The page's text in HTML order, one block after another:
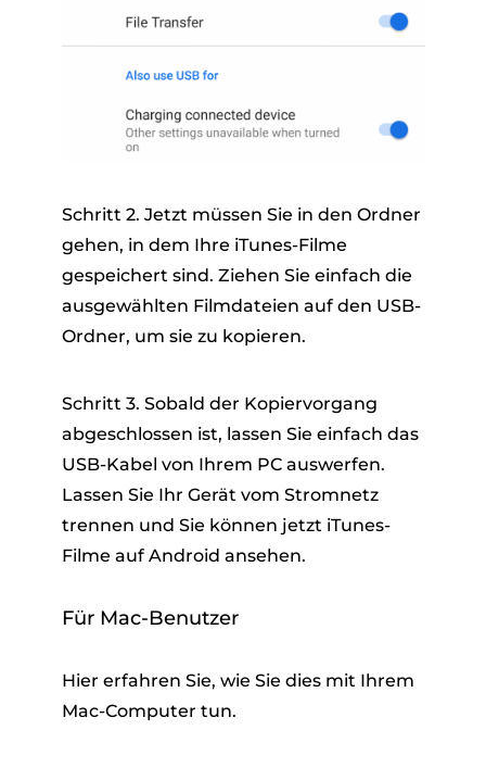
Schritt 2. Jetzt müssen Sie in den Ordner
gehen, in dem Ihre iTunes-Filme
gespeichert sind. Ziehen Sie einfach die
ausgewählten Filmdateien auf den USB-
Ordner, um sie zu kopieren.
Schritt 3. Sobald der Kopiervorgang
abgeschlossen ist, lassen Sie einfach das
USB-Kabel von Ihrem PC auswerfen.
Lassen Sie Ihr Gerät vom Stromnetz
trennen und Sie können jetzt iTunes-
Filme auf Android ansehen.
Für Mac-Benutzer
Hier erfahren Sie, wie Sie dies mit Ihrem
Mac-Computer tun.